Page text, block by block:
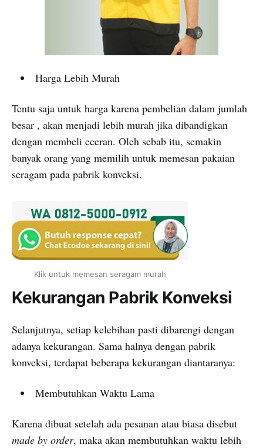
Harga Lebih Murah
Tentu saja untuk harga karena pembelian dalam jumlah
besar , akan menjadi lebih murah jika dibandigkan
dengan membeli eceran. Oleh sebab itu, semakin
banyak orang yang memilih untuk memesan pakaian
seragam pada pabrik konveksi.
Klik untuk memesan seragam murah
Kekurangan Pabrik Konveksi
Selanjutnya, setiap kelebihan pasti dibarengi dengan
adanya kekurangan. Sama halnya dengan pabrik
konveksi, terdapat beberapa kekurangan diantaranya:
Membutuhkan Waktu Lama
Karena dibuat setelah ada pesanan atau biasa disebut
made by order, maka akan membutuhkan waktu lebih